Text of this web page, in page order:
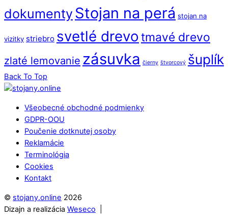
dokumenty Stojan na perá stojan na
vizitky striebro svetlé drevotmavé drevo
zlaté lemovanie zásuvka čierny štvorcový šuplík
Back To Top
Všeobecné obchodné podmienky
GDPR-OOU
Poučenie dotknutej osoby
Reklamácie
Terminológia
Cookies
Kontakt
© stojany.online 2026
Dizajn a realizácia Weseco